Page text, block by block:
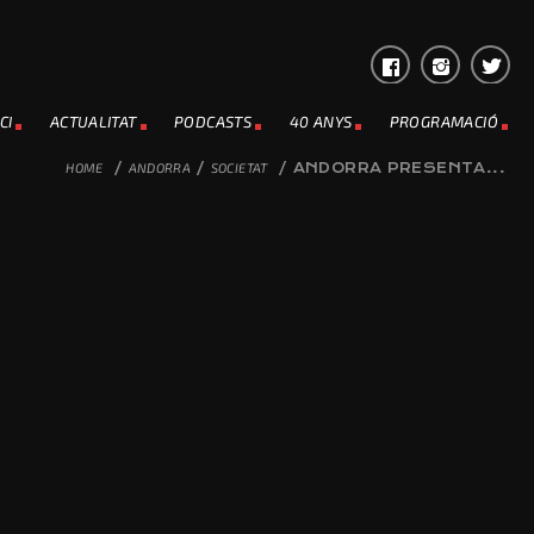
ACTUALITAT PODCASTS 40 ANYS PROGRAMACIÓ
HOME / ANDORRA / SOCIETAT / ANDORRA PRESENTA...